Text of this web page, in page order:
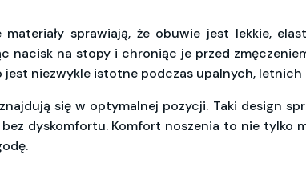
sprawiają, że obuwie jest lekkie,
nacisk na stopy i chroniąc je przed
jest niezwykle istotne podczas upalnych, letnich
się w optymalnej pozycji. Taki design
dyskomfortu. Komfort noszenia to nie tylko